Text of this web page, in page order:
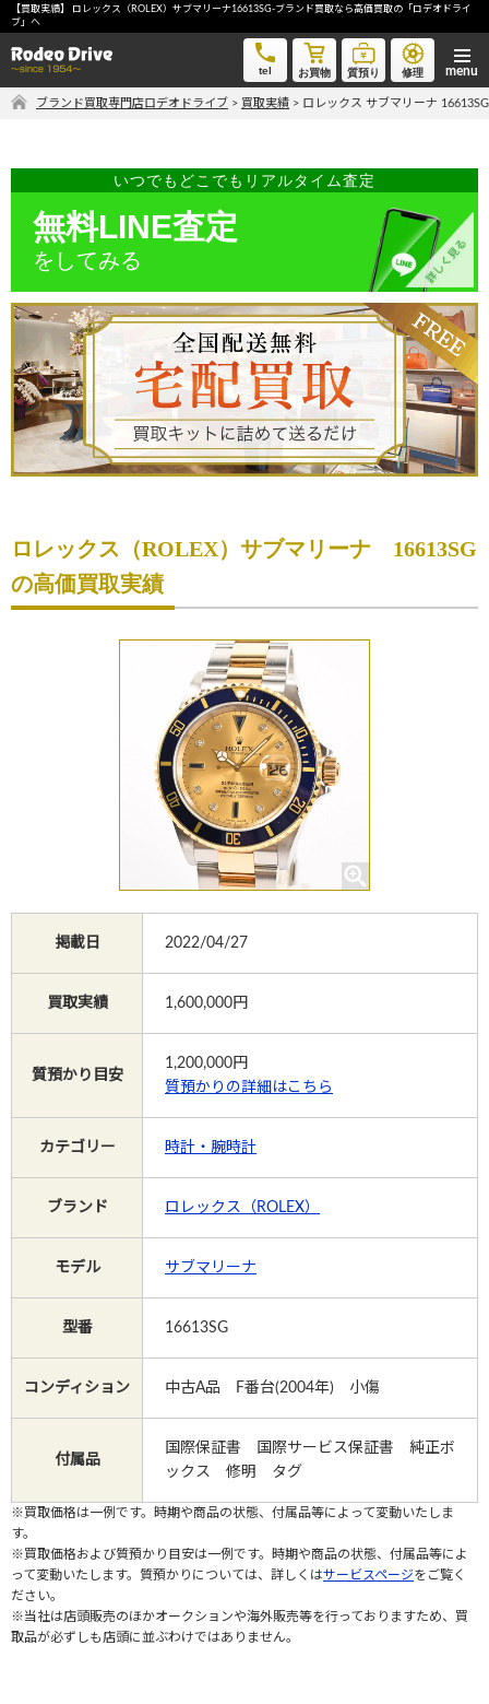
【買取実績】 ロレックス（ROLEX）サブマリーナ16613SG-ブランド買取なら高価買取の「ロデオドライ
ブ」へ
tel お買物 質預り 修理
ロレックス サブマリーナ 16613SG-ブランド買取なら高価買取の「ロデオドライブ」へ
無料LINE査定
ご自宅にいながら品物を売りたい方へ
手間なく安全に売りたい方へ
出張買取申込
買取サービスのご案内
買取ブランド
お買物
質預かり
修理
電話で相談する
ブランド買取専門店ロデオドライブ > 買取実績 > ロレックス サブマリーナ
いつでもどこでもリアルタイム査定
無料LINE査定
をしてみる
ロレックス（ROLEX）サブマリーナ 16613SG
の高価買取実績
掲載日 2022/04/27
買取実績 1,600,000円
質預かり目安
1,200,000円
質預かりの詳細はこちら
カテゴリー 時計・腕時計
ブランド ロレックス（ROLEX）
モデル サブマリーナ
型番 16613SG
コンディション 中古A品 F番台(2004年) 小傷
付属品
国際保証書 国際サービス保証書 純正ボ
ックス 修明 タグ
※買取価格は一例です。時期や商品の状態、付属品等によって変動いたしま
す。
※買取価格および質預かり目安は一例です。時期や商品の状態、付属品等によ
って変動いたします。質預かりについては、詳しくはサービスページをご覧く
ださい。
※当社は店頭販売のほかオークションや海外販売等を行っておりますため、買
取品が必ずしも店頭に並ぶわけではありません。